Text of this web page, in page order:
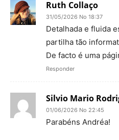
Ruth Collaço
31/05/2026 No 18:37
Detalhada e fluida
partilha tão
De facto é uma
Responder
Silvio Mario
01/06/2026 No 22:45
Parabéns Andréa!